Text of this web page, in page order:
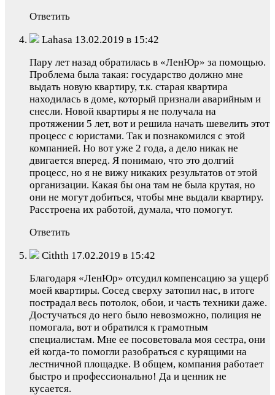
Ответить
Lahasa 13.02.2019 в 15:42
Пару лет назад обратилась в «ЛенЮр» за помощью.
Проблема была такая: государство должно мне
выдать новую квартиру, т.к. старая квартира
находилась в доме, который признали аварийным и
снесли. Новой квартиры я не получала на
протяжении 5 лет, вот и решила начать шевелить этот
процесс с юристами. Так и познакомился с этой
компанией. Но вот уже 2 года, а дело никак не
двигается вперед. Я понимаю, что это долгий
процесс, но я не вижу никаких результатов от этой
организации. Какая бы она там не была крутая, но
они не могут добиться, чтобы мне выдали квартиру.
Расстроена их работой, думала, что помогут.
Ответить
Cithth 17.02.2019 в 15:42
Благодаря «ЛенЮр» отсудил компенсацию за ущерб
моей квартиры. Сосед сверху затопил нас, в итоге
пострадал весь потолок, обои, и часть техники даже.
Достучаться до него было невозможно, полиция не
помогала, вот и обратился к грамотным
специалистам. Мне ее посоветовала моя сестра, они
ей когда-то помогли разобраться с курящими на
лестничной площадке. В общем, компания работает
быстро и профессионально! Да и ценник не
кусается.